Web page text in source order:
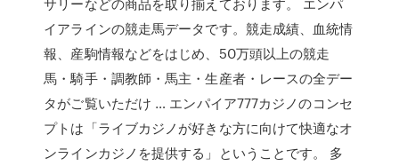
イアラインの競走馬データです。競走成績、血統情
報、産駒情報などをはじめ、50万頭以上の競走
馬・騎手・調教師・馬主・生産者・レースの全デー
タがご覧いただけ … エンパイア777カジノのコンセ
プトは「ライブカジノが好きな方に向けて快適なオ
ンラインカジノを提供する」ということです。 多